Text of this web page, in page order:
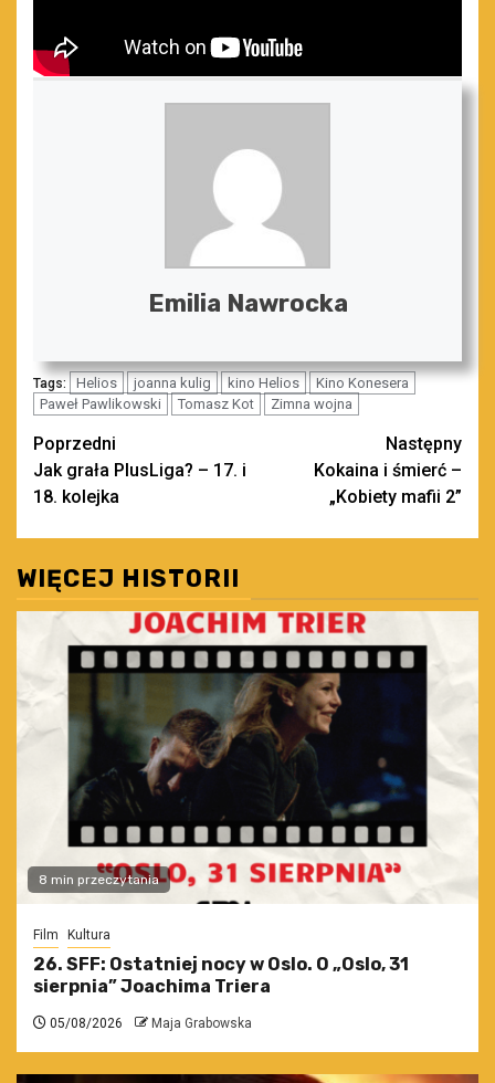
Emilia Nawrocka
Tags: Helios joanna kulig kino Helios
Kino Konesera
Paweł Pawlikowski
Tomasz Kot Zimna wojna
Zobacz
wpisy
Poprzedni
Jak grała PlusLiga? – 17. i
18. kolejka
Następny
Kokaina i śmierć –
„Kobiety mafii 2”
WIĘCEJ HISTORII
8 min przeczytania
Film Kultura
26. SFF: Ostatniej nocy w Oslo. O „Oslo, 31
sierpnia” Joachima Triera
05/08/2026 Maja Grabowska